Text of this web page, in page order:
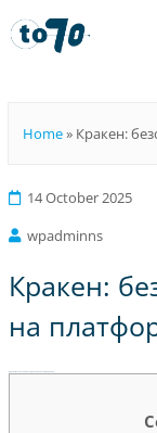
Home» Кракен:
14 October 2025
wpadminns
Кракен:
на